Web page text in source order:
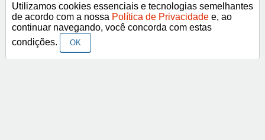
Frases de Amizade
Frases de Amor
Abrir
Utilizamos cookies essenciais e tecnologias semelhantes
de acordo com a nossa Política de Privacidade e, ao
continuar navegando, você concorda com estas
condições.
OK